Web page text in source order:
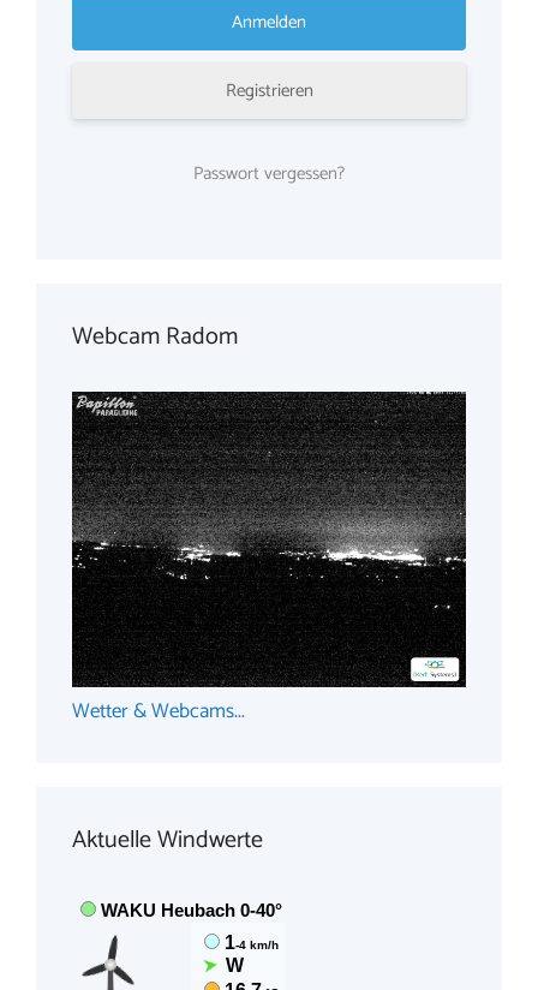
Registrieren
Passwort vergessen?
Webcam Radom
Wetter & Webcams...
Aktuelle Windwerte